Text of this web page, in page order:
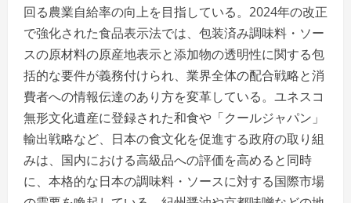
回る農業自給率の向上を目指している。2024年の改正
で強化された食品表示法では、包装済み調味料・ソー
スの原材料の原産地表示と添加物の透明性に関する包
括的な要件が義務付けられ、業界全体の配合戦略と消
費者への情報伝達のあり方を変革している。ユネスコ
無形文化遺産に登録された和食や「クールジャパン」
輸出戦略など、日本の食文化を促進する政府の取り組
みは、国内における高級品への評価を高めると同時
に、本格的な日本の調味料・ソースに対する国際市場